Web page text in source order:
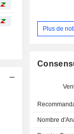
Plus de
Nombre